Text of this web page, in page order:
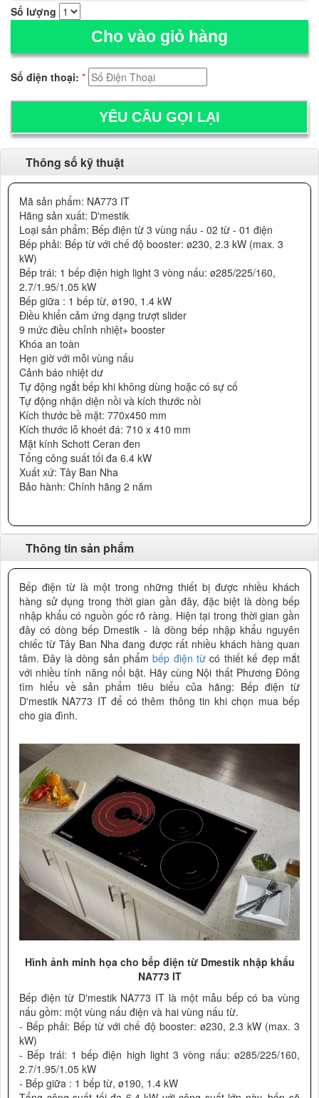
Số lượng
Cho vào giỏ hàng
Số điện thoại: *
Thông số kỹ thuật
Mã sản phẩm: NA773 IT
Hãng sản xuất: D'mestik
Loại sản phẩm: Bếp điện từ 3 vùng nấu - 02 từ - 01 điện
Bếp phải: Bếp từ với chế độ booster: ø230, 2.3 kW (max. 3
kW)
Bếp trái: 1 bếp điện high light 3 vòng nấu: ø285/225/160,
2.7/1.95/1.05 kW
Bếp giữa : 1 bếp từ, ø190, 1.4 kW
Điều khiển cảm ứng dạng trượt slider
9 mức điều chỉnh nhiệt+ booster
Khóa an toàn
Hẹn giờ với mỗi vùng nấu
Cảnh báo nhiệt dư
Tự động ngắt bếp khi không dùng hoặc có sự cố
Tự động nhận diện nồi và kích thước nồi
Kích thước bề mặt: 770x450 mm
Kích thước lỗ khoét đá: 710 x 410 mm
Mặt kính Schott Ceran đen
Tổng công suất tối đa 6.4 kW
Xuất xứ: Tây Ban Nha
Bảo hành: Chính hãng 2 năm
Thông tin sản phẩm
Bếp điện từ là một trong những thiết bị được nhiều khách
hàng sử dụng trong thời gian gần đây, đặc biệt là dòng bếp
nhập khẩu có nguồn gốc rõ ràng. Hiện tại trong thời gian gần
đây có dòng bếp Dmestik - là dòng bếp nhập khẩu nguyên
chiếc từ Tây Ban Nha đang được rất nhiều khách hàng quan
tâm. Đây là dòng sản phẩmbếp điện từ có thiết kế đẹp mắt
với nhiều tính năng nổi bật. Hãy cùng Nội thất Phương Đông
tìm hiểu về sản phẩm tiêu biểu của hãng: Bếp điện từ
D'mestik NA773 IT để có thêm thông tin khi chọn mua bếp
cho gia đình.
Hình ảnh minh họa cho bếp điện từ Dmestik nhập khẩu
NA773 IT
Bếp điện từ D'mestik NA773 IT là một mẫu bếp có ba vùng
nấu gồm: một vùng nấu điện và hai vùng nấu từ.
- Bếp phải: Bếp từ với chế độ booster: ø230, 2.3 kW (max. 3
kW)
- Bếp trái: 1 bếp điện high light 3 vòng nấu: ø285/225/160,
2.7/1.95/1.05 kW
- Bếp giữa : 1 bếp từ, ø190, 1.4 kW